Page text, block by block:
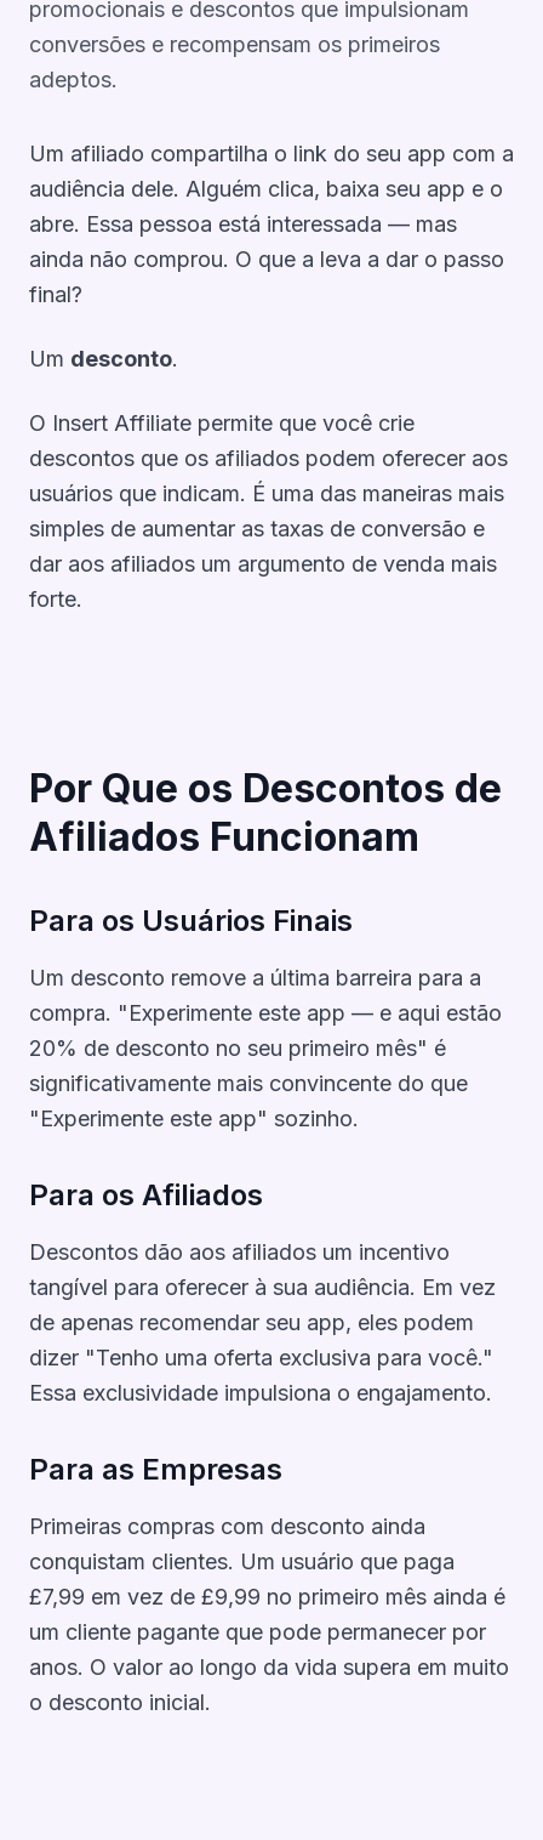
promocionais e descontos que impulsionam
conversões e recompensam os primeiros
adeptos.
Um afiliado compartilha o link do seu app com a
audiência dele. Alguém clica, baixa seu app e o
abre. Essa pessoa está interessada — mas
ainda não comprou. O que a leva a dar o passo
final?
Um desconto.
O Insert Affiliate permite que você crie
descontos que os afiliados podem oferecer aos
usuários que indicam. É uma das maneiras mais
simples de aumentar as taxas de conversão e
dar aos afiliados um argumento de venda mais
forte.
Por Que os Descontos de
Afiliados Funcionam
Para os Usuários Finais
Um desconto remove a última barreira para a
compra. "Experimente este app — e aqui estão
20% de desconto no seu primeiro mês" é
significativamente mais convincente do que
"Experimente este app" sozinho.
Para os Afiliados
Descontos dão aos afiliados um incentivo
tangível para oferecer à sua audiência. Em vez
de apenas recomendar seu app, eles podem
dizer "Tenho uma oferta exclusiva para você."
Essa exclusividade impulsiona o engajamento.
Para as Empresas
Primeiras compras com desconto ainda
conquistam clientes. Um usuário que paga
£7,99 em vez de £9,99 no primeiro mês ainda é
um cliente pagante que pode permanecer por
anos. O valor ao longo da vida supera em muito
o desconto inicial.